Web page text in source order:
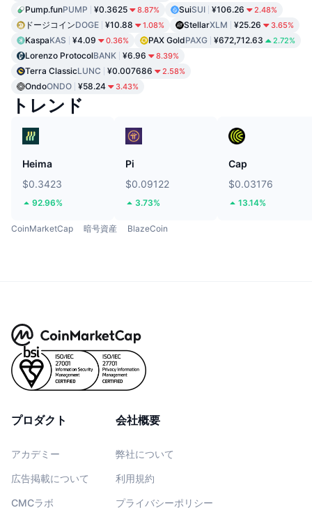
Pump.funPUMP ¥0.3625 8.87% SuiSUI ¥106.26 2.48%
ドージコインDOGE ¥10.88 1.08% StellarXLM ¥25.26 3.65%
KaspaKAS ¥4.09 0.36% PAX GoldPAXG ¥672,712.63 2.72%
Lorenzo ProtocolBANK ¥6.96 8.39%
Terra ClassicLUNC ¥0.007686 2.58%
OndoONDO ¥58.24 3.43%
トレンド
Heima
$0.3423
92.96%
Pi
$0.09122
3.73%
Cap
$0.03176
13.14%
CoinMarketCap 暗号資産 BlazeCoin
プロダクト
アカデミー
広告掲載について
CMCラボ
会社概要
弊社について
利用規約
プライバシーポリシー